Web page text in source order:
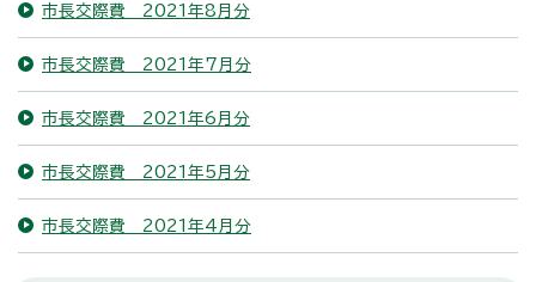
市長交際費 2021年8月分
市長交際費 2021年7月分
市長交際費 2021年6月分
市長交際費 2021年5月分
市長交際費 2021年4月分